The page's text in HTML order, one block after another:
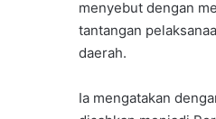
menyebut dengan
tantangan
daerah.
Ia mengatakan